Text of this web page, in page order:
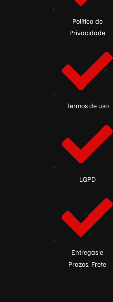
Política de
Privacidade
Termos de uso
LGPD
Entregas e
Prazos. Frete